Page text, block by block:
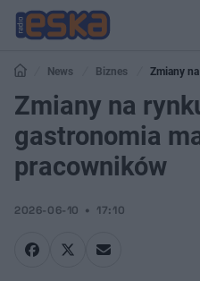
News Biznes
Zmiany
masowo szukają pracowników
Zmiany na
gastronomia
pracowników
2026-06-10 17:10